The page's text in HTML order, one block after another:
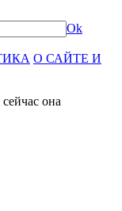
Ok
О САЙТЕ И
она